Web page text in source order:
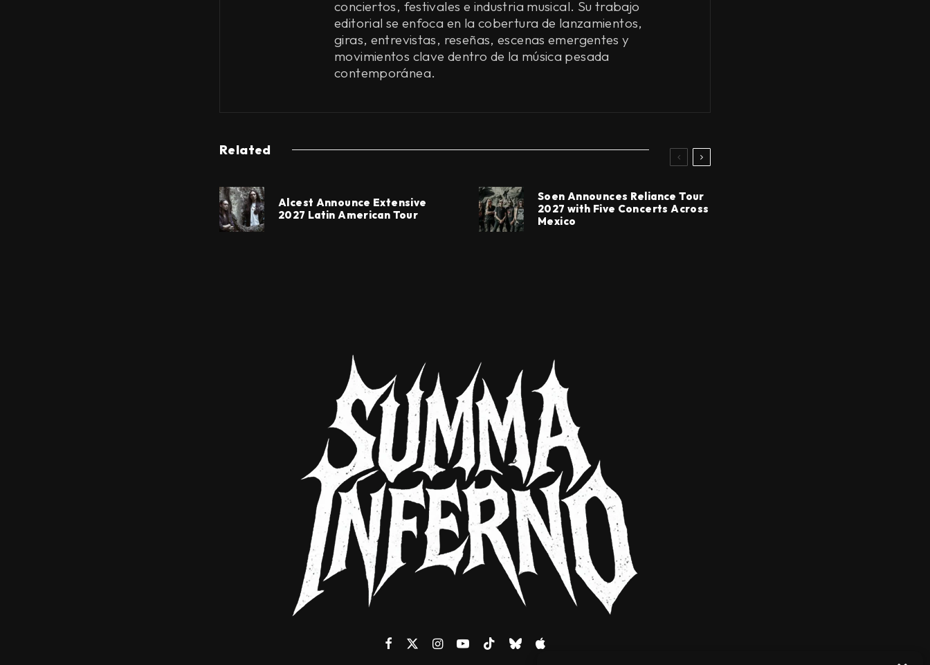
conciertos, festivales e industria musical. Su trabajo
editorial se enfoca en la cobertura de lanzamientos,
giras, entrevistas, reseñas, escenas emergentes y
movimientos clave dentro de la música pesada
contemporánea.
Related
Alcest Announce Extensive
2027 Latin American Tour
Soen Announces Reliance Tour
2027 with Five Concerts Across
Mexico